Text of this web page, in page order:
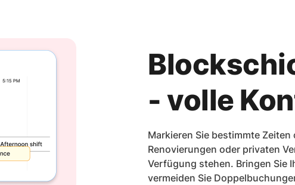
- volle
Markieren Sie bestimmte
Renovierungen oder privaten
Verfügung stehen. Bringen Sie
vermeiden Sie